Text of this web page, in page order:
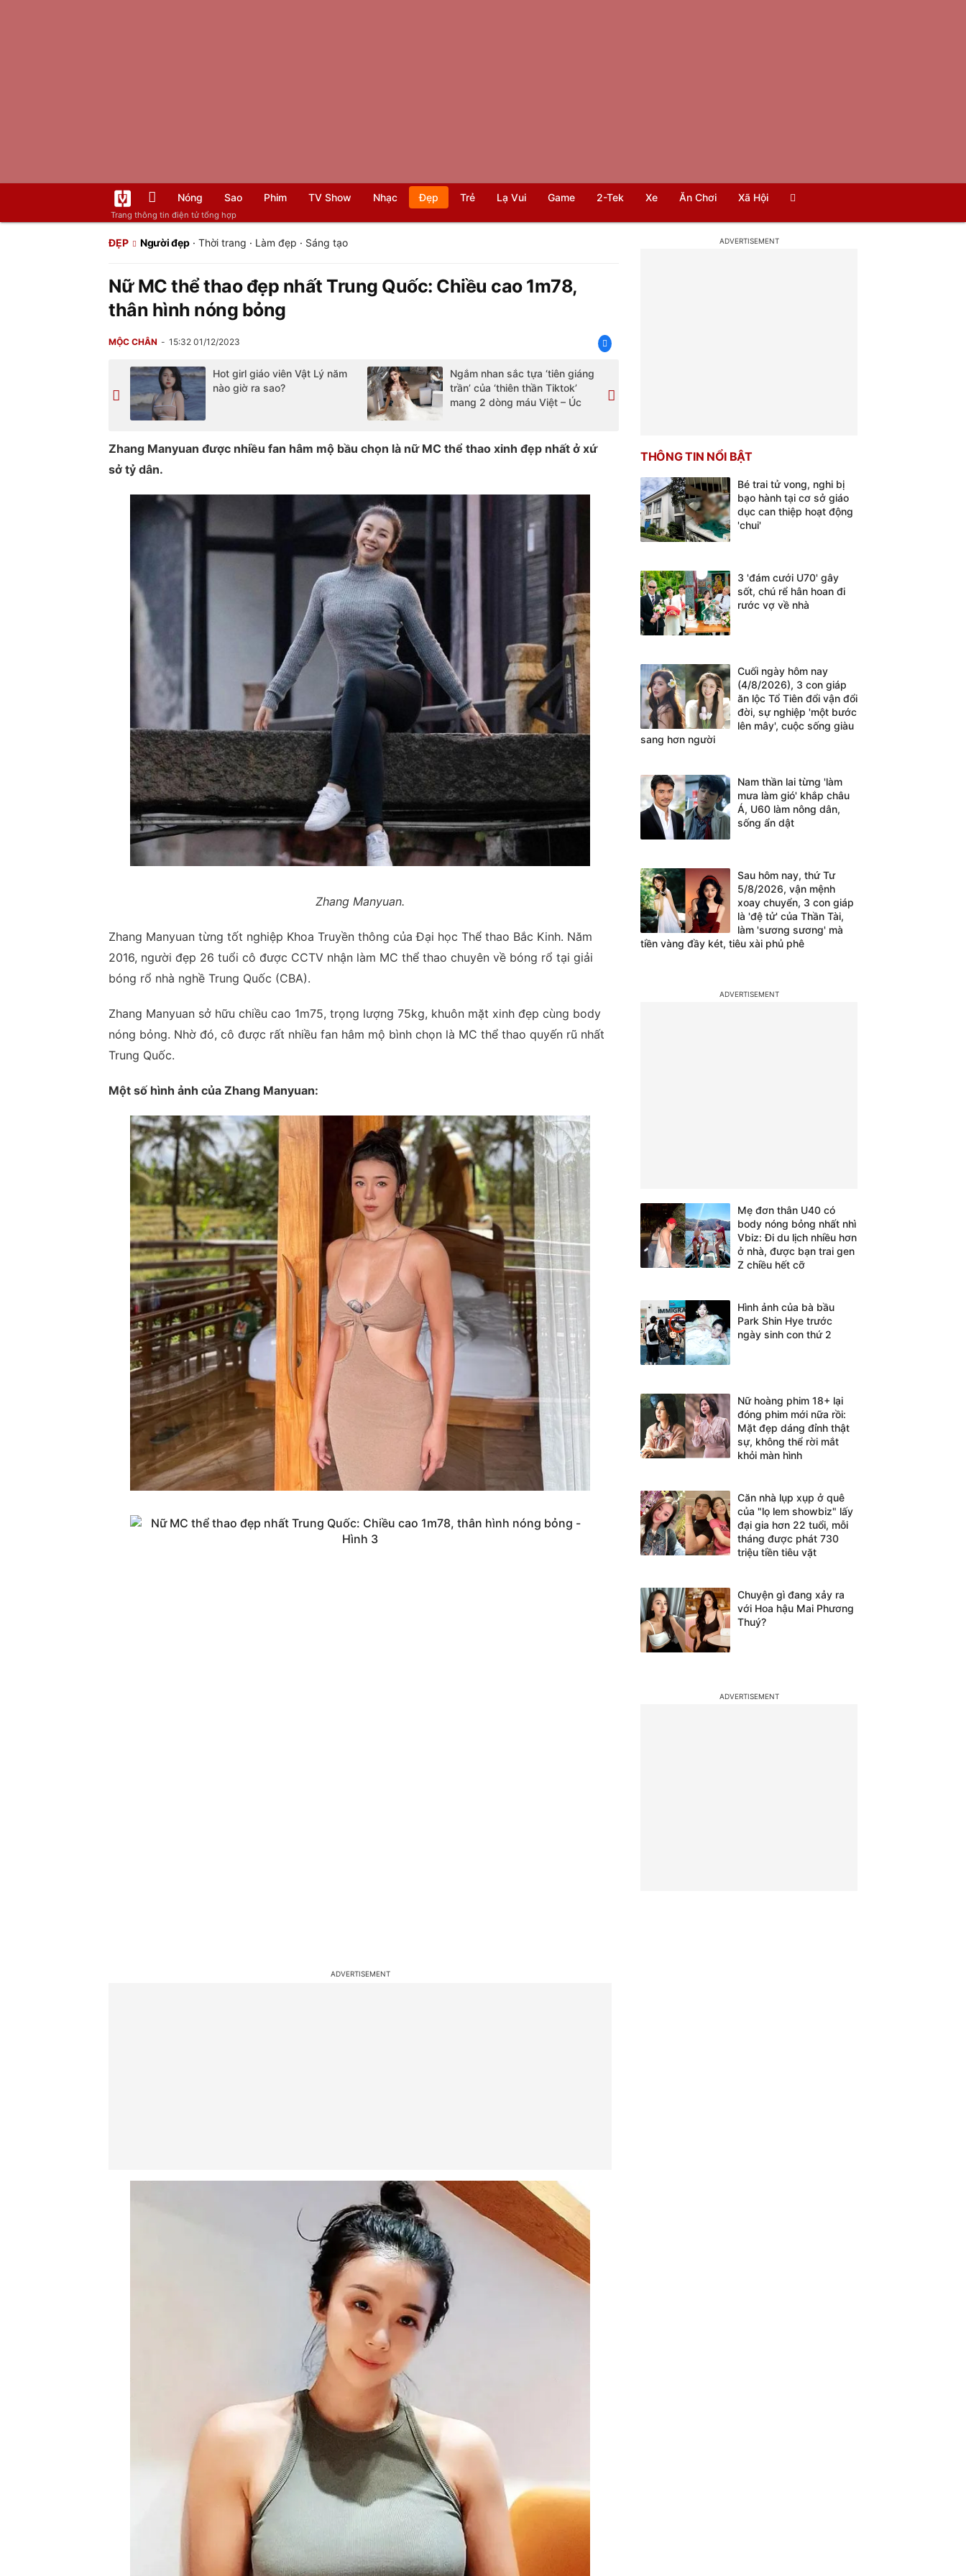
Trang thông tin điện tử tổng hợp
Nóng Sao Phim TV Show Nhạc Đẹp Trẻ Lạ Vui Game 2-Tek Xe Ăn Chơi Xã Hội
ĐẸP Người đẹp ·Thời trang · Làm đẹp · Sáng tạo
Nữ MC thể thao đẹp nhất Trung Quốc: Chiều cao 1m78,
thân hình nóng bỏng
MỘC CHÂN 15:32 01/12/2023
Hot girl giáo viên Vật Lý năm
nào giờ ra sao?
Ngắm nhan sắc tựa ‘tiên giáng
trần’ của ‘thiên thần Tiktok’
mang 2 dòng máu Việt – Úc
Zhang Manyuan được nhiều fan hâm mộ bầu chọn là nữ MC thể thao xinh đẹp nhất ở xứ
sở tỷ dân.
Zhang Manyuan.
Zhang Manyuan từng tốt nghiệp Khoa Truyền thông của Đại học Thể thao Bắc Kinh. Năm
2016, người đẹp 26 tuổi cô được CCTV nhận làm MC thể thao chuyên về bóng rổ tại giải
bóng rổ nhà nghề Trung Quốc (CBA).
Zhang Manyuan sở hữu chiều cao 1m75, trọng lượng 75kg, khuôn mặt xinh đẹp cùng body
nóng bỏng. Nhờ đó, cô được rất nhiều fan hâm mộ bình chọn là MC thể thao quyến rũ nhất
Trung Quốc.
Một số hình ảnh của Zhang Manyuan:
THÔNG TIN NỔI BẬT
Bé trai tử vong, nghi bị
bạo hành tại cơ sở giáo
dục can thiệp hoạt động
'chui'
3 'đám cưới U70' gây
sốt, chú rể hân hoan đi
rước vợ về nhà
Cuối ngày hôm nay
(4/8/2026), 3 con giáp
ăn lộc Tổ Tiên đổi vận đổi
đời, sự nghiệp 'một bước
lên mây', cuộc sống giàu
sang hơn người
Nam thần lai từng 'làm
mưa làm gió' khắp châu
Á, U60 làm nông dân,
sống ẩn dật
Sau hôm nay, thứ Tư
5/8/2026, vận mệnh
xoay chuyển, 3 con giáp
là 'đệ tử' của Thần Tài,
làm 'sương sương' mà
tiền vàng đầy két, tiêu xài phủ phê
Mẹ đơn thân U40 có
body nóng bỏng nhất nhì
Vbiz: Đi du lịch nhiều hơn
ở nhà, được bạn trai gen
Z chiều hết cỡ
Hình ảnh của bà bầu
Park Shin Hye trước
ngày sinh con thứ 2
Nữ hoàng phim 18+ lại
đóng phim mới nữa rồi:
Mặt đẹp dáng đỉnh thật
sự, không thể rời mắt
khỏi màn hình
Căn nhà lụp xụp ở quê
của "lọ lem showbiz" lấy
đại gia hơn 22 tuổi, mỗi
tháng được phát 730
triệu tiền tiêu vặt
Chuyện gì đang xảy ra
với Hoa hậu Mai Phương
Thuý?